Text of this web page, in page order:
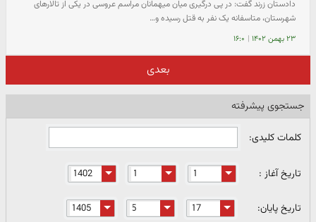
دادستان زرند گفت: در پی درگیری میان میهمانان مراسم عروسی در یکی از تالارهای
شهرستان، متاسفانه یک نفر به قتل رسیده و…
۲۳ بهمن ۱۴۰۲ | ۱۶:۰
بعدی
جستجوی پیشرفته
کلمات کلیدی:
تاریخ آغاز :
تاریخ پایان: